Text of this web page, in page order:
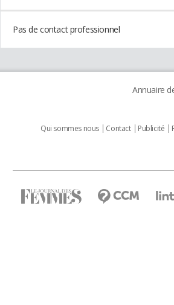
Pas de contact professionnel
Annuaire
Qui sommes nous Contact Publicité